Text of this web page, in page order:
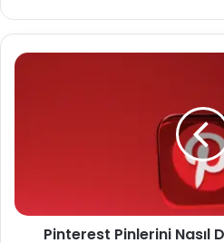
P
t
Pinterest Pinlerini Nasıl